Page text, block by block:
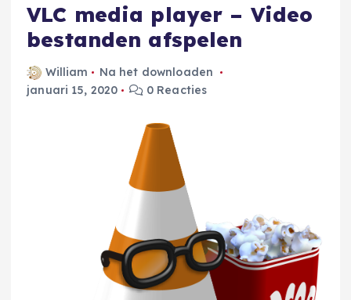
VLC media player – Video
bestanden afspelen
William
Na het downloaden
januari 15, 2020
0 Reacties